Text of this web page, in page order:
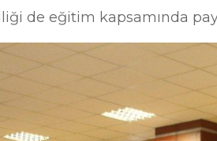
de eğitim kapsamında